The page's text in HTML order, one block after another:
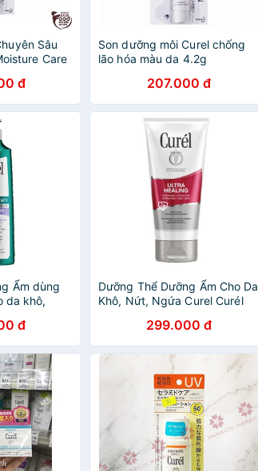
Sâu
Care
đ
Son dưỡng môi Curel chống
lão hóa màu da 4.2g
207.000 đ
Ẩm dùng
da khô,
(Mỹ)
đ
Dưỡng Thể Dưỡng Ẩm Cho Da
Khô, Nứt, Ngứa Curel Curél
299.000 đ